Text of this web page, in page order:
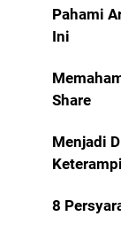
Pahami
Ini
Share
Menjadi
8